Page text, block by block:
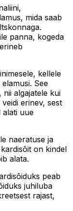
mida saab
panna, kogeda
kellele
See
nii algajatele kui
erinev, sest
alati uue
naeratuse ja
on kindel
alata.
peab
juhiluba
rajast,